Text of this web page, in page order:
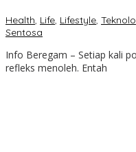
Health, Life, Lifestyle,
Sentosa
Info Beregam – Setiap kali
refleks menoleh. Entah